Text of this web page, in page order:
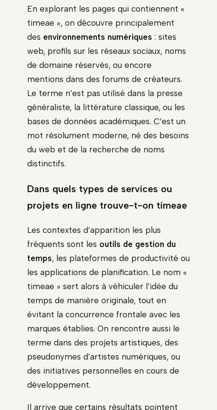
En explorant les pages qui contiennent «
timeae », on découvre principalement
des environnements numériques : sites
web, profils sur les réseaux sociaux, noms
de domaine réservés, ou encore
mentions dans des forums de créateurs.
Le terme n’est pas utilisé dans la presse
généraliste, la littérature classique, ou les
bases de données académiques. C’est un
mot résolument moderne, né des besoins
du web et de la recherche de noms
distinctifs.
Dans quels types de services ou
projets en ligne trouve-t-on timeae
Les contextes d’apparition les plus
fréquents sont les outils de gestion du
temps, les plateformes de productivité ou
les applications de planification. Le nom «
timeae » sert alors à véhiculer l’idée du
temps de manière originale, tout en
évitant la concurrence frontale avec les
marques établies. On rencontre aussi le
terme dans des projets artistiques, des
pseudonymes d’artistes numériques, ou
des initiatives personnelles en cours de
développement.
Il arrive que certains résultats pointent